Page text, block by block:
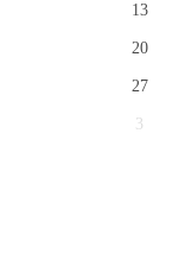
13
20
27
3